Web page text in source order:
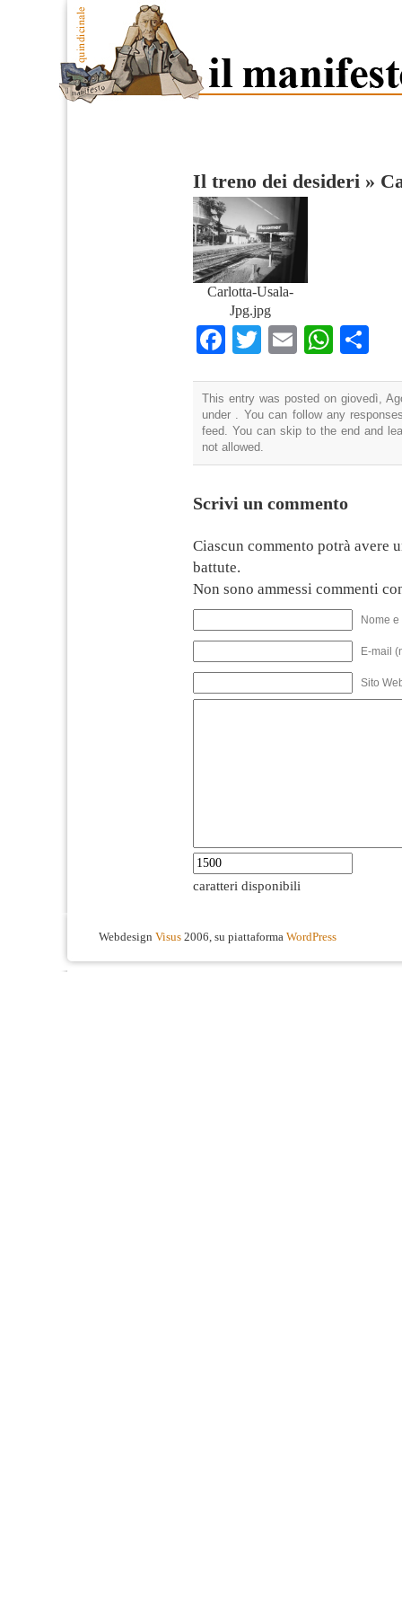
Il treno dei desideri »
Carlotta-Usala-
Jpg.jpg
Facebook
TwitterEmail
This entry was posted on giovedì,
under . You can follow any
feed. You can skip to the end and
not allowed.
Scrivi un commento
Ciascun commento potrà avere
battute.
Non sono ammessi commenti
Nome
E-mail
Sito
caratteri disponibili
Webdesign Visus 2006, su piattaforma WordPress